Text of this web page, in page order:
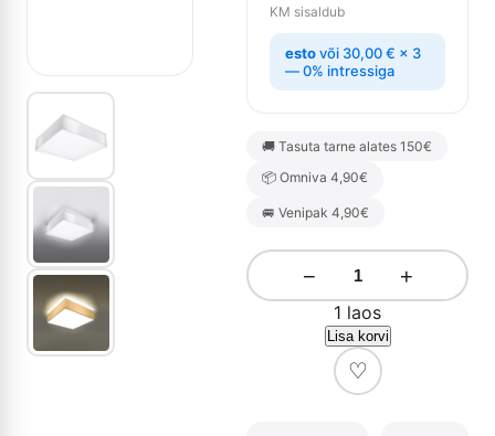
KM sisaldub
estovõi 30,00€ × 3
— 0% intressiga
🚚 Tasuta tarne alates 150€
📦 Omniva 4,90€
🚐 Venipak 4,90€
− +
1 laos
Lisa korvi
♡